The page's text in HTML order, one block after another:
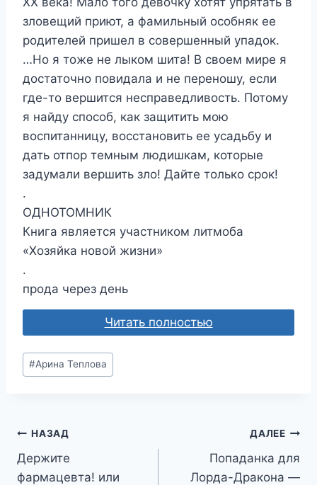
зловещий приют, а фамильный особняк ее
родителей пришел в совершенный упадок.
…Но я тоже не лыком шита! В своем мире я
достаточно повидала и не переношу, если
где-то вершится несправедливость. Потому
я найду способ, как защитить мою
воспитанницу, восстановить ее усадьбу и
дать отпор темным людишкам, которые
задумали вершить зло! Дайте только срок!
.
ОДНОТОМНИК
Книга является участником литмоба
«Хозяйка новой жизни»
.
прода через день
Читать полностью
Метки
записи:
#Арина Теплова
Навигация
по
НАЗАД
Держите
фармацевта! или
ДАЛЕЕ
Попаданка для
Лорда-Дракона —